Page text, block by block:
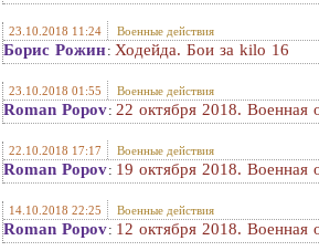
23.10.2018 11:24 Военные действия
Борис Рожин: Ходейда. Бои за kilo 16
23.10.2018 01:55 Военные действия
Roman Popov: 22 октября 2018. Военная
22.10.2018 17:17 Военные действия
Roman Popov: 19 октября 2018.
14.10.2018 22:25 Военные действия
Roman Popov: 12 октября 2018. Военная